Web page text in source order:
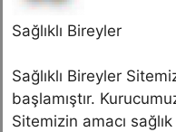
Sağlıklı Bireyler
Sağlıklı Bireyler
başlamıştır.
Sitemizin amacı